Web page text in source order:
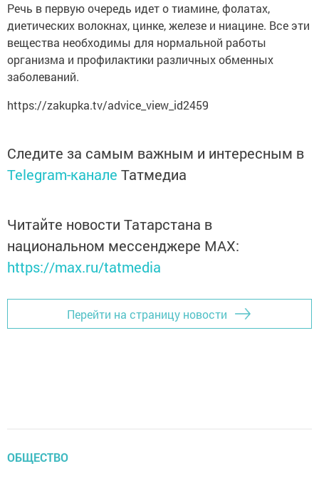
Речь в первую очередь идет о тиамине, фолатах,
диетических волокнах, цинке, железе и ниацине. Все эти
вещества необходимы для нормальной работы
организма и профилактики различных обменных
заболеваний.
https://zakupka.tv/advice_view_id2459
Следите за самым важным и интересным в
Telegram-канале Татмедиа
Читайте новости Татарстана в
национальном мессенджере MАХ:
https://max.ru/tatmedia
Перейти на страницу новости
ОБЩЕСТВО